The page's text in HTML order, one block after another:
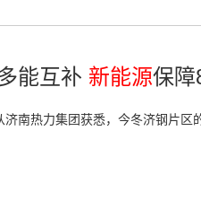
能互补 新能源保障
济南热力集团获悉，今冬济钢片